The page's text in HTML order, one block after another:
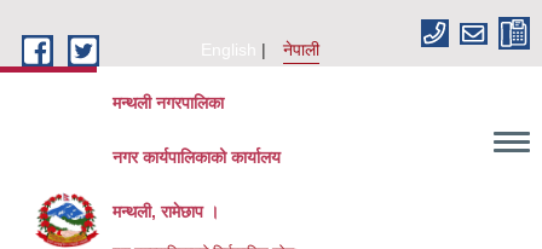
English
नेपाली
मन्थली नगरपालिका
नगर कार्यपालिकाको कार्यालय
मन्थली, रामेछाप ।